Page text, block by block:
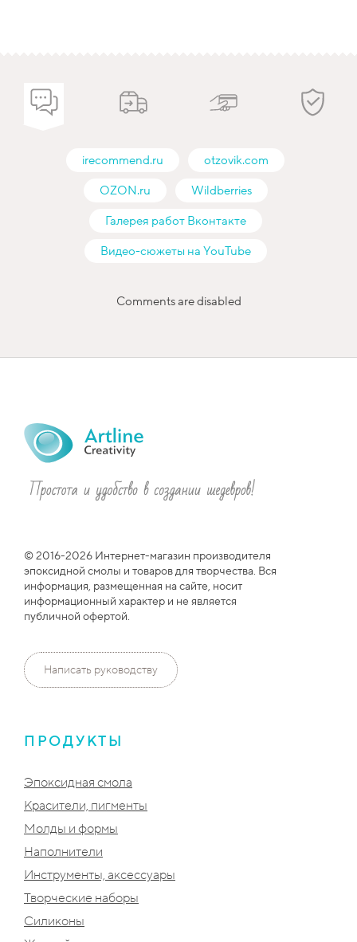
irecommend.ru
otzovik.com
OZON.ru
Wildberries
Галерея работ Вконтакте
Видео-сюжеты на YouTube
Comments are disabled
© 2016-2026 Интернет-магазин производителя
эпоксидной смолы и товаров для творчества. Вся
информация, размещенная на сайте, носит
информационный характер и не является
публичной офертой.
Написать руководству
ПРОДУКТЫ
Эпоксидная смола
Красители, пигменты
Молды и формы
Наполнители
Инструменты, аксессуары
Творческие наборы
Силиконы